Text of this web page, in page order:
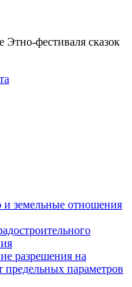
Этно-фестиваля сказок
и земельные отношения
разрешения на
предельных параметров